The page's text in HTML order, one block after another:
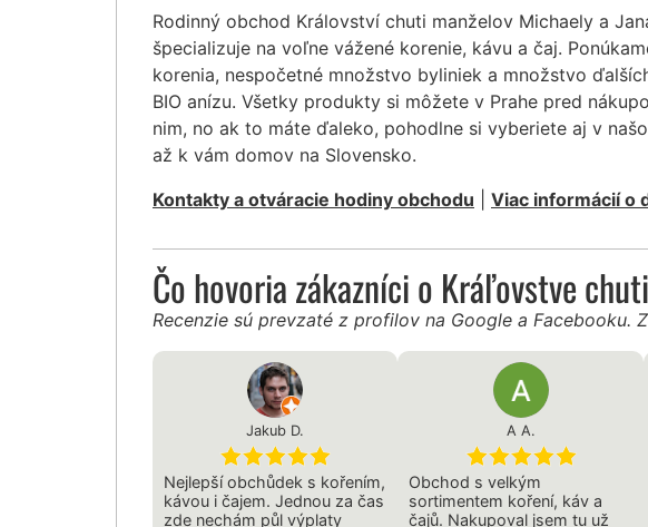
Rodinný obchod Království chuti manželov Michaely a
špecializuje na voľne vážené korenie, kávu a čaj.
korenia, nespočetné množstvo byliniek a množstvo
BIO anízu. Všetky produkty si môžete v Prahe pred
nim, no ak to máte ďaleko, pohodlne si vyberiete aj v
až k vám domov na Slovensko.
Kontakty a otváracie hodiny obchodu
Viac informácií o
Čo hovoria zákazníci o Kráľovstve
Recenzie sú prevzaté z profilov na Google a Facebooku.
Jakub D.
Nejlepší obchůdek s kořením,
kávou i čajem. Jednou za čas
zde nechám půl výplaty
A A.
Obchod s velkým
sortimentem koření, káv a
čajů. Nakupoval jsem tu už